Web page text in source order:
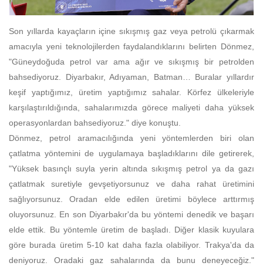
Son yıllarda kayaçların içine sıkışmış gaz veya petrolü çıkarmak
amacıyla yeni teknolojilerden faydalandıklarını belirten Dönmez,
"Güneydoğuda petrol var ama ağır ve sıkışmış bir petrolden
bahsediyoruz. Diyarbakır, Adıyaman, Batman… Buralar yıllardır
keşif yaptığımız, üretim yaptığımız sahalar. Körfez ülkeleriyle
karşılaştırıldığında, sahalarımızda görece maliyeti daha yüksek
operasyonlardan bahsediyoruz." diye konuştu.
Dönmez, petrol aramacılığında yeni yöntemlerden biri olan
çatlatma yöntemini de uygulamaya başladıklarını dile getirerek,
"Yüksek basınçlı suyla yerin altında sıkışmış petrol ya da gazı
çatlatmak suretiyle gevşetiyorsunuz ve daha rahat üretimini
sağlıyorsunuz. Oradan elde edilen üretimi böylece arttırmış
oluyorsunuz. En son Diyarbakır'da bu yöntemi denedik ve başarı
elde ettik. Bu yöntemle üretim de başladı. Diğer klasik kuyulara
göre burada üretim 5-10 kat daha fazla olabiliyor. Trakya'da da
deniyoruz. Oradaki gaz sahalarında da bunu deneyeceğiz."